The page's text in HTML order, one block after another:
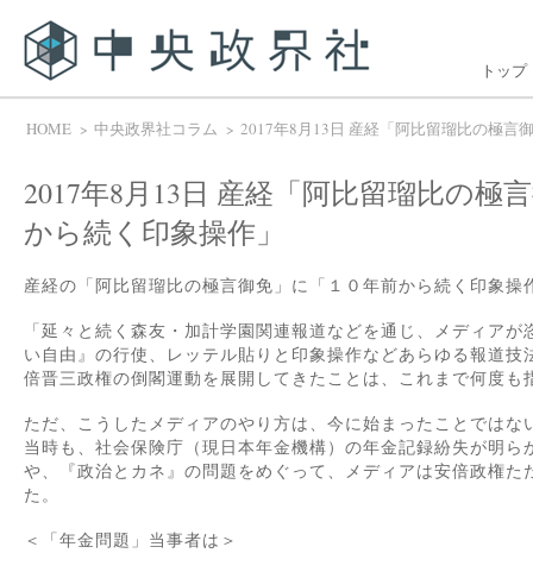
トップ
HOME 中央政界社コラム 2017年8月13日 産経「阿比留瑠比の極言
2017年8月13日 産経「阿比留瑠比の極
から続く印象操作」
産経の「阿比留瑠比の極言御免」に「１０年前から続く印象操
「延々と続く森友・加計学園関連報道などを通じ、メディア
い自由』の行使、レッテル貼りと印象操作などあらゆる報道
倍晋三政権の倒閣運動を展開してきたことは、これまで何度も
ただ、こうしたメディアのやり方は、今に始まったことでは
当時も、社会保険庁（現日本年金機構）の年金記録紛失が明
や、『政治とカネ』の問題をめぐって、メディアは安倍政権た
た。
＜「年金問題」当事者は＞